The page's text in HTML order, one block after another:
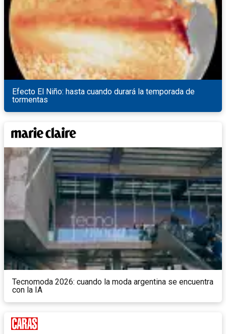
Efecto El Niño: hasta cuando durará la temporada de
tormentas
Tecnomoda 2026: cuando la moda argentina se encuentra
con la IA